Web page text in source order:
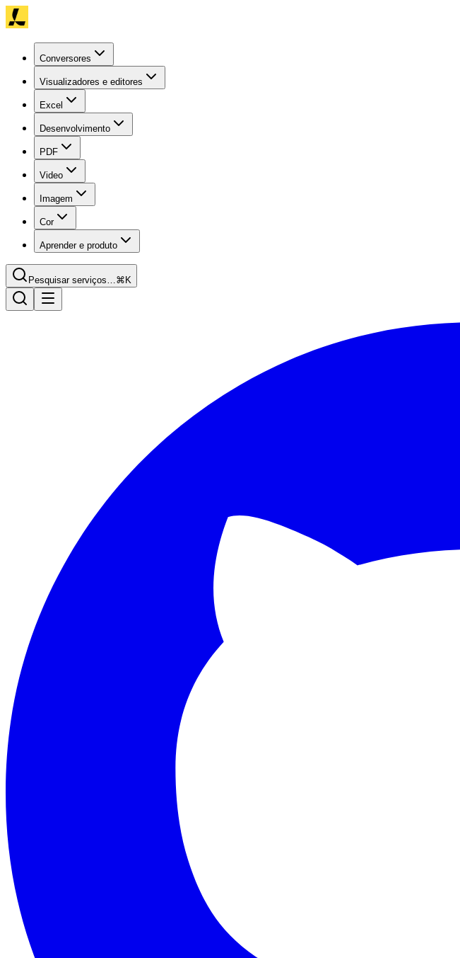
Conversores
Visualizadores e editores
Excel
Desenvolvimento
PDF
Video
Imagem
Cor
Aprender e produto
Pesquisar serviços…⌘K